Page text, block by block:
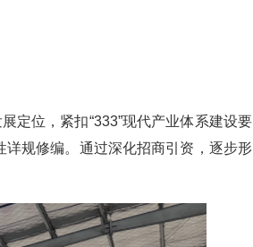
定位，紧扣“333”现代产业体系建设要
规修编。通过深化招商引资，逐步形